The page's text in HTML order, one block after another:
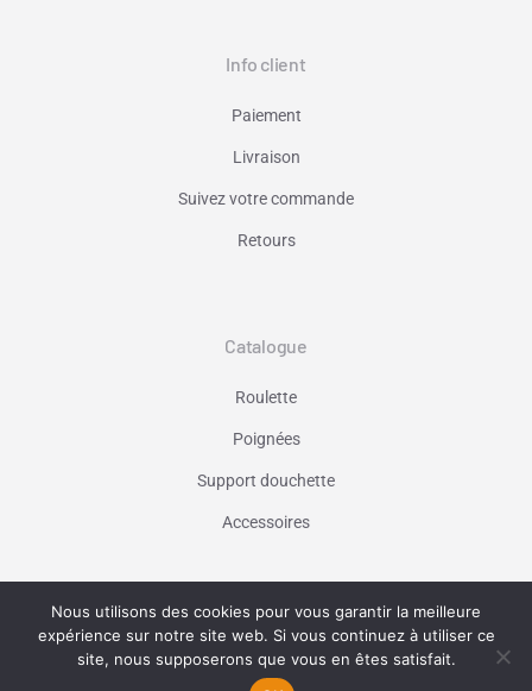
Info client
Paiement
Livraison
Suivez votre commande
Retours
Catalogue
Roulette
Poignées
Support douchette
Accessoires
Vaniseo - votre agence web à Marseille -
En savoir plus
Nous utilisons des cookies pour vous garantir la meilleure
expérience sur notre site web. Si vous continuez à utiliser ce
site, nous supposerons que vous en êtes satisfait.